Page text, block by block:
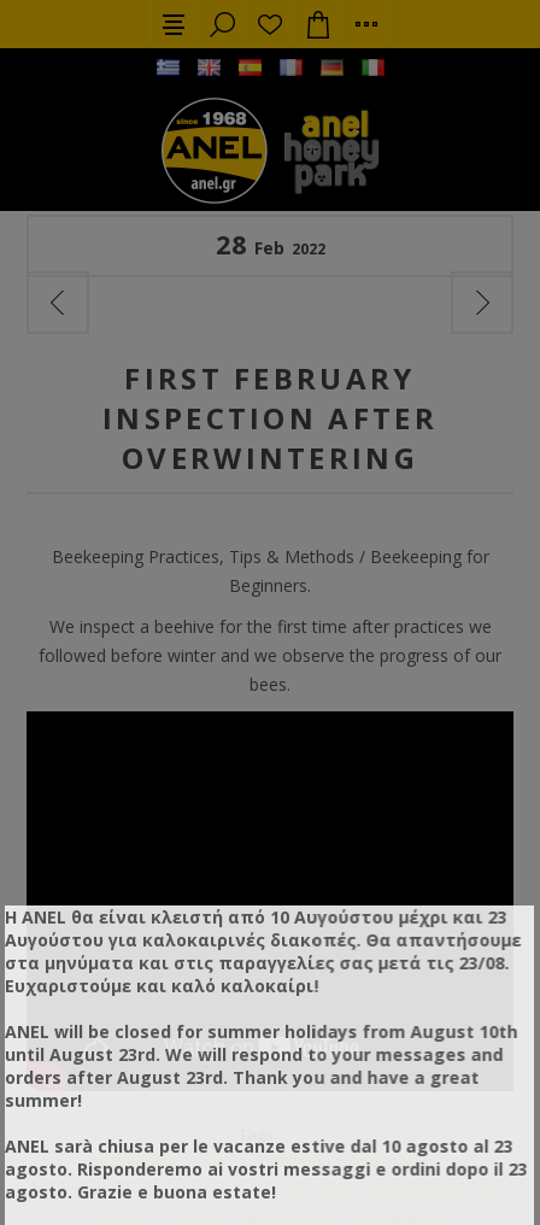
FIRST FEBRUARY
INSPECTION AFTER
OVERWINTERING
28 Feb 2022
Beekeeping Practices, Tips & Methods / Beekeeping for
Beginners.
We inspect a beehive for the first time after practices we
followed before winter and we observe the progress of our
bees.
beekeeping practices, beekeeping methoods,
beekeeping for beginners , beekeeping tips
Η ANEL θα είναι κλειστή από 10 Αυγούστου μέχρι και 23
Αυγούστου για καλοκαιρινές διακοπές. Θα απαντήσουμε
στα μηνύματα και στις παραγγελίες σας μετά τις 23/08.
Ευχαριστούμε και καλό καλοκαίρι!
ANEL will be closed for summer holidays from August 10th
until August 23rd. We will respond to your messages and
orders after August 23rd. Thank you and have a great
summer!
ANEL sarà chiusa per le vacanze estive dal 10 agosto al 23
agosto. Risponderemo ai vostri messaggi e ordini dopo il 23
agosto. Grazie e buona estate!